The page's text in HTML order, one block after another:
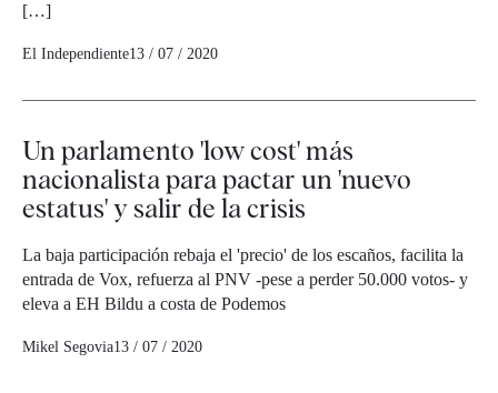
[…]
El Independiente13 / 07 / 2020
Un parlamento 'low cost' más
nacionalista para pactar un 'nuevo
estatus' y salir de la crisis
La baja participación rebaja el 'precio' de los escaños, facilita la
entrada de Vox, refuerza al PNV -pese a perder 50.000 votos- y
eleva a EH Bildu a costa de Podemos
Mikel Segovia13 / 07 / 2020